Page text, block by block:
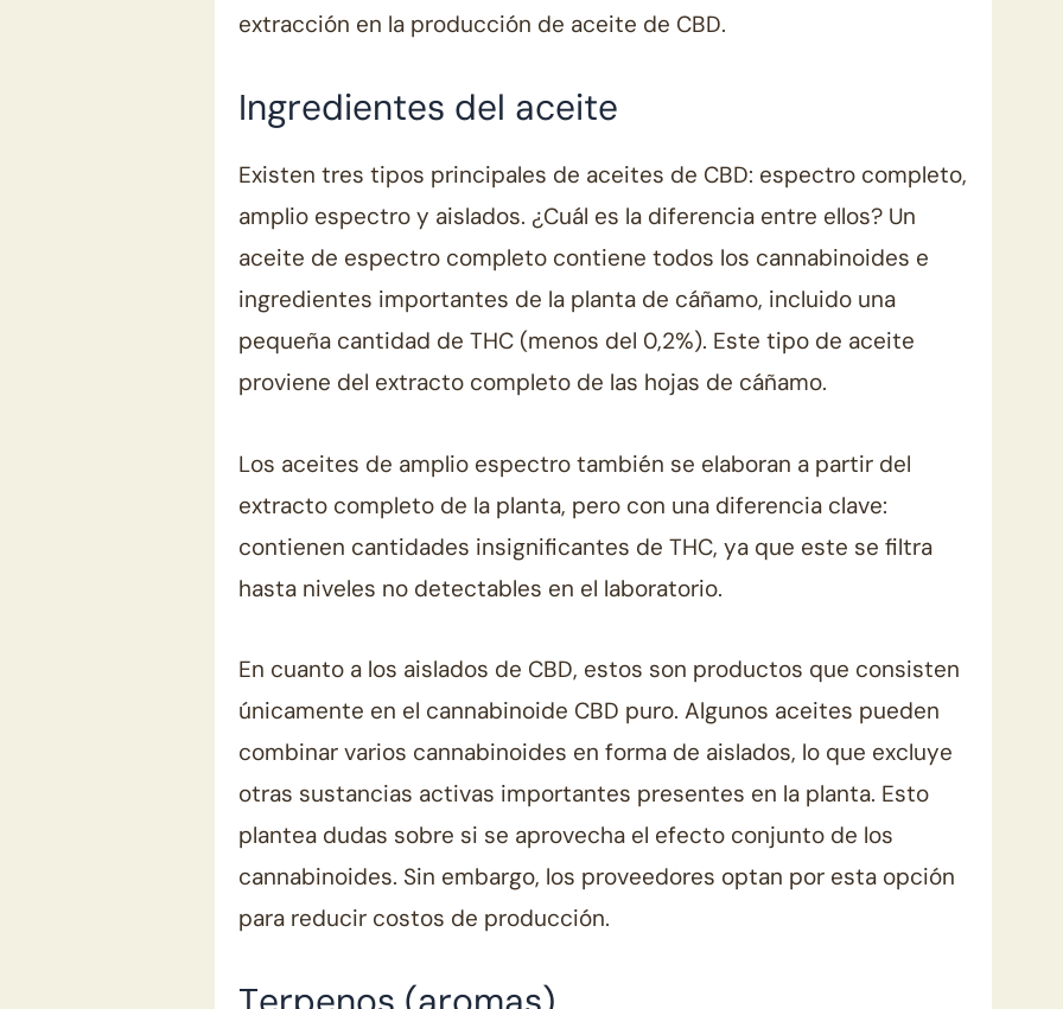
extracción en la producción de aceite de CBD.
Ingredientes del aceite
Existen tres tipos principales de aceites de CBD: espectro completo,
amplio espectro y aislados. ¿Cuál es la diferencia entre ellos? Un
aceite de espectro completo contiene todos los cannabinoides e
ingredientes importantes de la planta de cáñamo, incluido una
pequeña cantidad de THC (menos del 0,2%). Este tipo de aceite
proviene del extracto completo de las hojas de cáñamo.
Los aceites de amplio espectro también se elaboran a partir del
extracto completo de la planta, pero con una diferencia clave:
contienen cantidades insignificantes de THC, ya que este se filtra
hasta niveles no detectables en el laboratorio.
En cuanto a los aislados de CBD, estos son productos que consisten
únicamente en el cannabinoide CBD puro. Algunos aceites pueden
combinar varios cannabinoides en forma de aislados, lo que excluye
otras sustancias activas importantes presentes en la planta. Esto
plantea dudas sobre si se aprovecha el efecto conjunto de los
cannabinoides. Sin embargo, los proveedores optan por esta opción
para reducir costos de producción.